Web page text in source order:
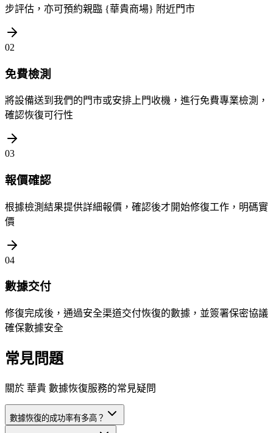
步評估，亦可預約親臨 {華貴商場} 附近門市
02
免費檢測
將設備送到我們的門市或安排上門收機，進行免費專業檢測，
確認恢復可行性
03
報價確認
根據檢測結果提供詳細報價，確認後才開始修復工作，明碼實
價
04
數據交付
修復完成後，通過安全渠道交付恢復的數據，並簽署保密協議
確保數據安全
常見問題
關於 華貴 數據恢復服務的常見疑問
數據恢復的成功率有多高？